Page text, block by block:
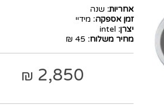
אחריות: שנה
זמן אספקה: מידיי
יצרן: intel
מחיר משלוח: 45 ₪
2,850
₪